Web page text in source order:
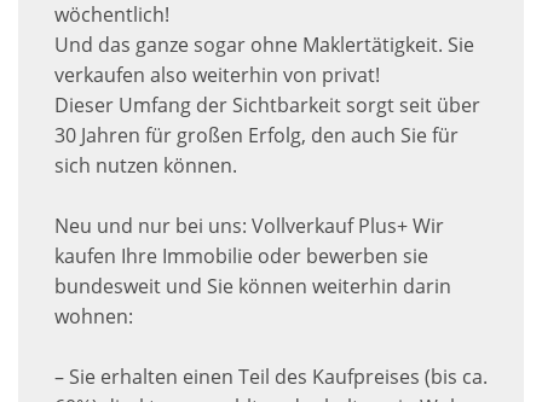
wöchentlich!
Und das ganze sogar ohne Maklertätigkeit. Sie
verkaufen also weiterhin von privat!
Dieser Umfang der Sichtbarkeit sorgt seit über
30 Jahren für großen Erfolg, den auch Sie für
sich nutzen können.
Neu und nur bei uns: Vollverkauf Plus+ Wir
kaufen Ihre Immobilie oder bewerben sie
bundesweit und Sie können weiterhin darin
wohnen:
– Sie erhalten einen Teil des Kaufpreises (bis ca.